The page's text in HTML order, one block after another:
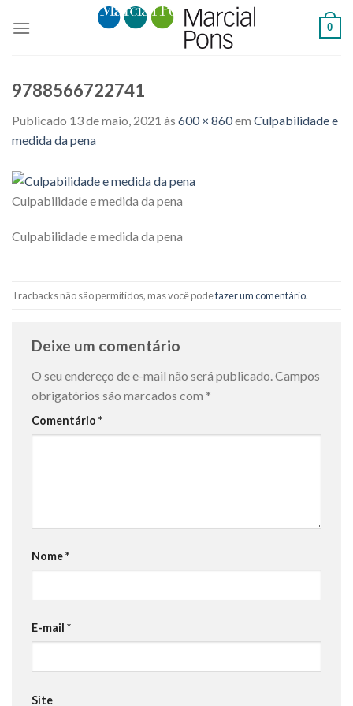
0
9788566722741
Publicado 13 de maio, 2021 às 600 × 860em Culpabilidade e
medida da pena
Culpabilidade e medida da pena
Culpabilidade e medida da pena
Tracbacks não são permitidos, mas você podefazer um comentário.
Deixe um comentário
O seu endereço de e-mail não será publicado.Campos
obrigatórios são marcados com *
Comentário *
Nome*
E-mail *
Site